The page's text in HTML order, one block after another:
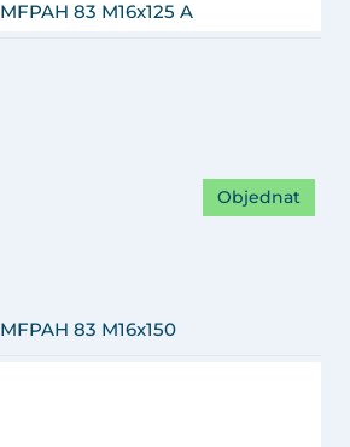
MFPAH 83 M16x125 A
MFPAH 83 M16x150
Objednat